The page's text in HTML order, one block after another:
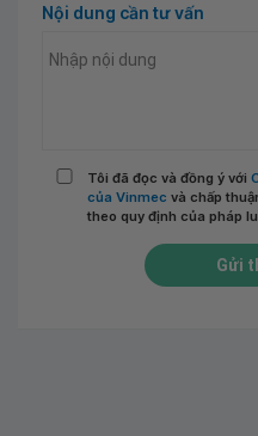
Nội dung cần tư vấn
Tôi đã đọc và đồng ý với
của Vinmec và chấp
theo quy định của pháp
Gửi